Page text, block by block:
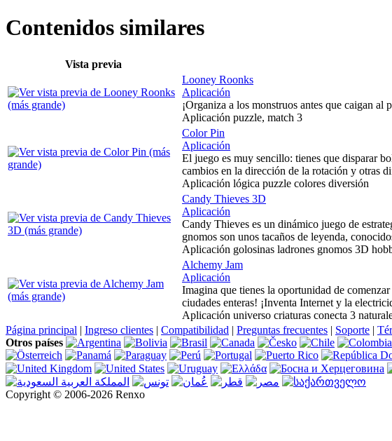
Contenidos similares
Vista previa
Looney Roonks
Aplicación
¡Organiza a los monstruos antes que caigan al
Aplicación puzzle, match 3
Color Pin
Aplicación
El juego es muy sencillo: tienes que disparar
cambios en la dirección de la rotación y otras
Aplicación lógica puzzle colores diversión
Candy Thieves 3D
Aplicación
Candy Thieves es un dinámico juego de
gnomos son unos tacaños de leyenda,
Aplicación golosinas ladrones gnomos 3D
Alchemy Jam
Aplicación
Imagina que tienes la oportunidad de
ciudades enteras! ¡Inventa Internet y la
Aplicación universo criaturas conecta 3
Página principal | Ingreso clientes | Compatibilidad | Preguntas frecuentes | Soporte |
Otros países
Copyright © 2006-2026 Renxo